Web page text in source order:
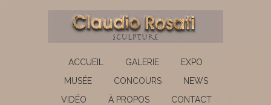
ACCUEIL GALERIE
EXPO
MUSÉE
CONCOURS
NEWS
VIDÉO
À PROPOS CONTACT